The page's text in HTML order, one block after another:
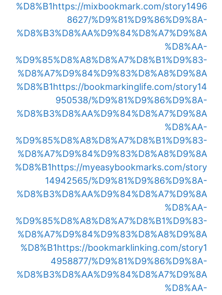
%D8%B1https://mixbookmark.com/story1496
8627/%D9%81%D9%86%D9%8A-
%D8%B3%D8%AA%D9%84%D8%A7%D9%8A
%D8%AA-
%D9%85%D8%A8%D8%A7%D8%B1%D9%83-
%D8%A7%D9%84%D9%83%D8%A8%D9%8A
%D8%B1https://bookmarkinglife.com/story14
950538/%D9%81%D9%86%D9%8A-
%D8%B3%D8%AA%D9%84%D8%A7%D9%8A
%D8%AA-
%D9%85%D8%A8%D8%A7%D8%B1%D9%83-
%D8%A7%D9%84%D9%83%D8%A8%D9%8A
%D8%B1https://myeasybookmarks.com/story
14942565/%D9%81%D9%86%D9%8A-
%D8%B3%D8%AA%D9%84%D8%A7%D9%8A
%D8%AA-
%D9%85%D8%A8%D8%A7%D8%B1%D9%83-
%D8%A7%D9%84%D9%83%D8%A8%D9%8A
%D8%B1https://bookmarklinking.com/story1
4958877/%D9%81%D9%86%D9%8A-
%D8%B3%D8%AA%D9%84%D8%A7%D9%8A
%D8%AA-